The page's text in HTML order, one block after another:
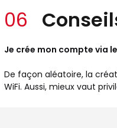
06
Je crée mon compte via
De façon aléatoire, la
WiFi. Aussi, mieux vaut